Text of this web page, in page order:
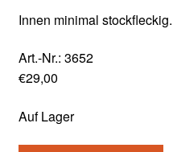
Innen minimal
Art.-Nr.: 3652
€29,00
Auf Lager